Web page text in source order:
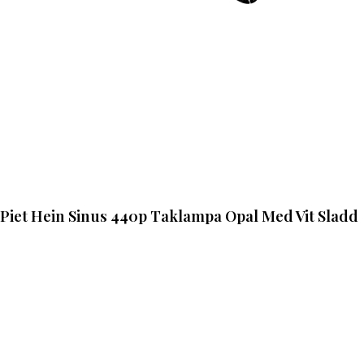
Piet Hein Sinus 440p Taklampa Opal Med Vit Sladd